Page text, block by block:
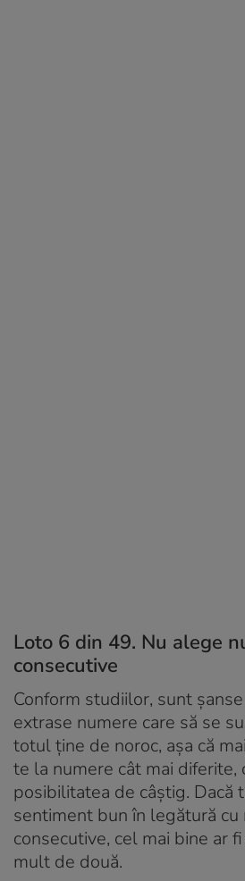
Loto 6 din 49. Nu alege
consecutive
Conform studiilor, sunt
extrase numere care să se
totul ține de noroc, așa că
te la numere cât mai diferite,
posibilitatea de câștig. Dacă
sentiment bun în legătură cu
consecutive, cel mai bine ar
mult de două.